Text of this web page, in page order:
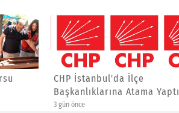
CHP İstanbul'da İlçe
Başkanlıklarına Atama Yaptı
3 gün önce